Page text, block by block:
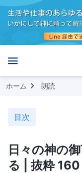
ホーム 朗読
目次
日々の神の
る | 抜粋 160